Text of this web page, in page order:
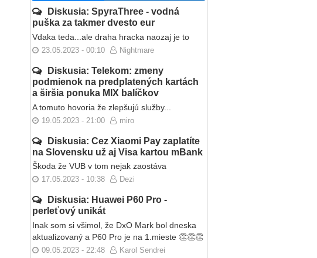
Diskusia: SpyraThree - vodná
puška za takmer dvesto eur
Vdaka teda...ale draha hracka naozaj je to
23.05.2023 - 00:10 Nightmare
Diskusia: Telekom: zmeny
podmienok na predplatených kartách
a širšia ponuka MIX balíčkov
A tomuto hovoria že zlepšujú služby...
19.05.2023 - 21:00 miro
Diskusia: Cez Xiaomi Pay zaplatíte
na Slovensku už aj Visa kartou mBank
Škoda že VUB v tom nejak zaostáva
17.05.2023 - 10:38 Dezi
Diskusia: Huawei P60 Pro -
perleťový unikát
Inak som si všimol, že DxO Mark bol dneska
aktualizovaný a P60 Pro je na 1.mieste 👏👏👏
09.05.2023 - 22:48 Karol Sendrei